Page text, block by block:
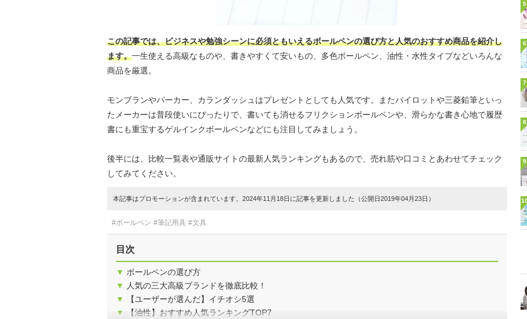
この記事では、ビジネスや勉強シーンに必須ともいえるボールペンの選び方と人気のおすすめ商品を紹介し
ます。一生使える高級なものや、書きやすくて安いもの、多色ボールペン、油性・水性タイプなどいろんな
商品を厳選。
モンブランやパーカー、カランダッシュはプレゼントとしても人気です。またパイロットや三菱鉛筆といっ
たメーカーは普段使いにぴったりで、書いても消せるフリクションボールペンや、滑らかな書き心地で履歴
書にも重宝するゲルインクボールペンなどにも注目してみましょう。
後半には、比較一覧表や通販サイトの最新人気ランキングもあるので、売れ筋や口コミとあわせてチェック
してみてください。
本記事はプロモーションが含まれています。2024年11月18日に記事を更新しました（公開日2019年04月23日）
#ボールペン #筆記用具 #文具
目次
▼ ボールペンの選び方
▼
人気の三大高級ブランドを徹底比較！
▼
【ユーザーが選んだ】イチオシ5選
▼
【油性】おすすめ人気ランキングTOP7
5
6
7
8
9